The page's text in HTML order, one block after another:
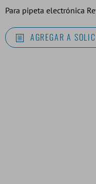
Para pipeta electrónica
AGREGAR A